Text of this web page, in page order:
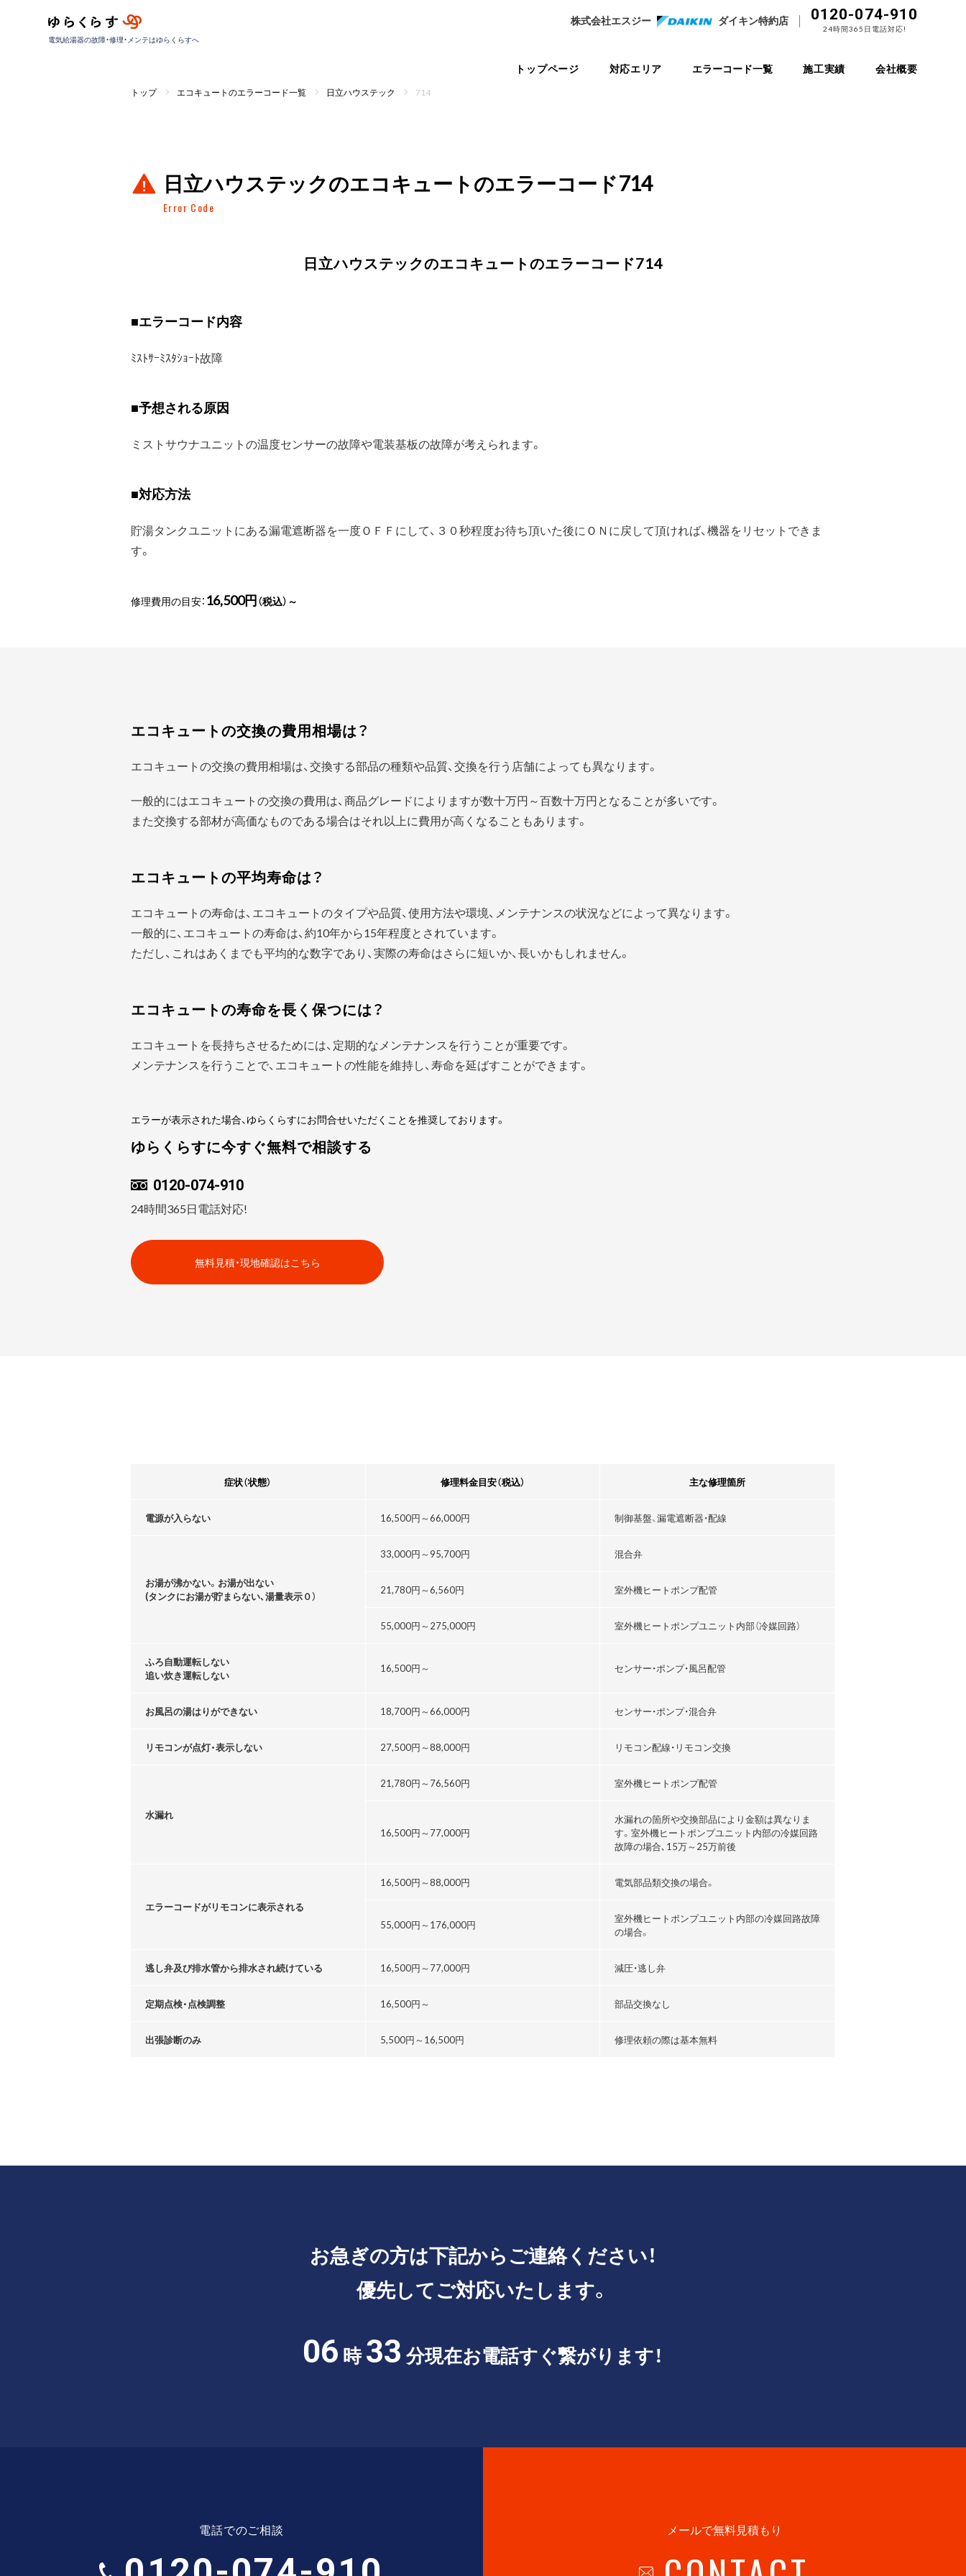
電気給湯器の故障・修理・メンテはゆらくらすへ
株式会社エスジー ダイキン特約店 0120-074-910
24時間365日電話対応!
トップページ 対応エリア エラーコード一覧 施工実績 会社概要
トップ エコキュートのエラーコード一覧 日立ハウステック 714
日立ハウステックのエコキュートのエラーコード714
Error Code
日立ハウステックのエコキュートのエラーコード714
■エラーコード内容
ﾐｽﾄｻｰﾐｽﾀｼｮｰﾄ故障
■予想される原因
ミストサウナユニットの温度センサーの故障や電装基板の故障が考えられます。
■対応方法
貯湯タンクユニットにある漏電遮断器を一度ＯＦＦにして、３０秒程度お待ち頂いた後にＯＮに戻して頂ければ、機器をリセットできま
す。
修理費用の目安： 16,500円（税込）～
エコキュートの交換の費用相場は？
エコキュートの交換の費用相場は、交換する部品の種類や品質、交換を行う店舗によっても異なります。
一般的にはエコキュートの交換の費用は、商品グレードによりますが数十万円～百数十万円となることが多いです。
また交換する部材が高価なものである場合はそれ以上に費用が高くなることもあります。
エコキュートの平均寿命は？
エコキュートの寿命は、エコキュートのタイプや品質、使用方法や環境、メンテナンスの状況などによって異なります。
一般的に、エコキュートの寿命は、約10年から15年程度とされています。
ただし、これはあくまでも平均的な数字であり、実際の寿命はさらに短いか、長いかもしれません。
エコキュートの寿命を長く保つには？
エコキュートを長持ちさせるためには、定期的なメンテナンスを行うことが重要です。
メンテナンスを行うことで、エコキュートの性能を維持し、寿命を延ばすことができます。
エラーが表示された場合、ゆらくらすにお問合せいただくことを推奨しております。
ゆらくらすに今すぐ無料で相談する
0120-074-910
24時間365日電話対応!
無料見積・現地確認はこちら
症状（状態） 修理料金目安（税込） 主な修理箇所
電源が入らない 16,500円～66,000円 制御基盤、漏電遮断器・配線
お湯が沸かない。お湯が出ない
(タンクにお湯が貯まらない､湯量表示０）
33,000円～95,700円 混合弁
21,780円～6,560円 室外機ヒートポンプ配管
55,000円～ 275,000円 室外機ヒートポンプユニット内部（冷媒回路）
ふろ自動運転しない
追い炊き運転しない
16,500円～ センサー・ポンプ・風呂配管
お風呂の湯はりができない 18,700円～66,000円 センサー・ポンプ・混合弁
リモコンが点灯・表示しない 27,500円～88,000円 リモコン配線・リモコン交換
水漏れ
21,780円～76,560円 室外機ヒートポンプ配管
16,500円～ 77,000円
水漏れの箇所や交換部品により金額は異なりま
す。室外機ヒートポンプユニット内部の冷媒回路
故障の場合､15万～25万前後
エラーコードがリモコンに表示される
16,500円～88,000円 電気部品類交換の場合。
55,000円～176,000円
室外機ヒートポンプユニット内部の冷媒回路故障
の場合。
逃し弁及び排水管から排水され続けている 16,500円～ 77,000円 減圧・逃し弁
定期点検・点検調整 16,500円～ 部品交換なし
出張診断のみ 5,500円～ 16,500円 修理依頼の際は基本無料
お急ぎの方は下記からご連絡ください！
優先してご対応いたします。
06 時33 分現在お電話すぐ繋がります！
電話でのご相談 メールで無料見積もり